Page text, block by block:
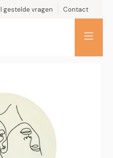
gestelde vragen Contact